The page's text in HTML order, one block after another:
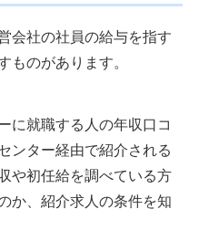
会社の社員の給与を指す
ものがあります。
に就職する人の年収口コ
ンター経由で紹介される
や初任給を調べている方
か、紹介求人の条件を知